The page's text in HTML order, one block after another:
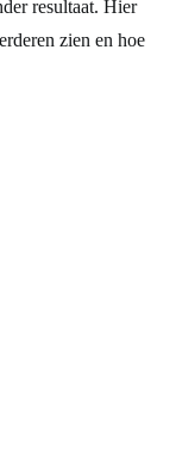
resultaat. Hier
zien en hoe